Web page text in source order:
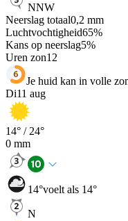
NNW
Neerslag totaal0,2 mm
Luchtvochtigheid65%
Kans op neerslag5%
Uren zon12
Je huid kan in volle
Di11 aug
14° / 24°
0 mm
14°voelt als 14°
N